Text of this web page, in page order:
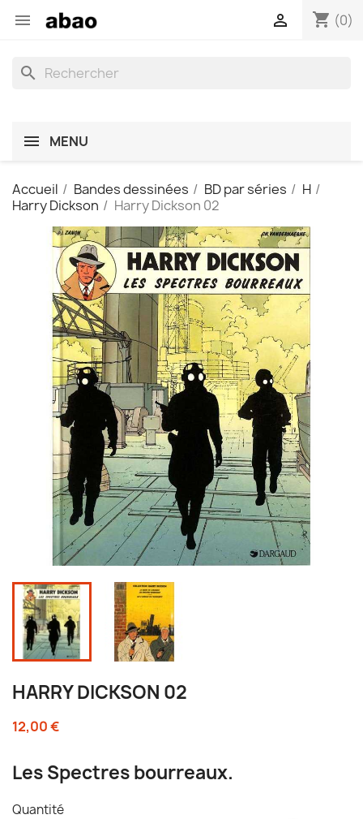
 shopping_cart (0)

search
MENU
Accueil Bandes dessinées BD par séries
H
Harry Dickson
Harry Dickson 02
HARRY DICKSON 02
12,00 €
Les Spectres bourreaux.
Quantité